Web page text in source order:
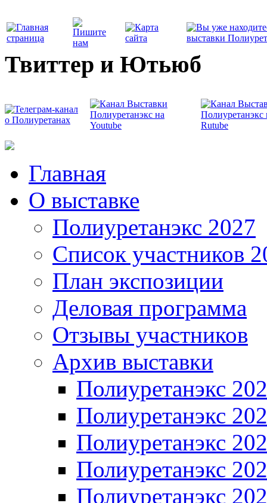
Твиттер и Ютьюб
Главная
О выставке
Полиуретанэкс 2027
Список участников
План экспозиции
Деловая программа
Отзывы участников
Архив выставки
Полиуретанэкс
Полиуретанэкс
Полиуретанэкс
Полиуретанэкс
Полиуретанэкс